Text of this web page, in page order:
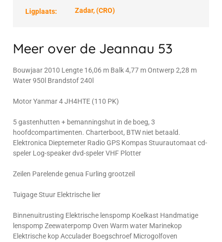
Ligplaats: Zadar, (CRO)
Meer over de Jeannau 53
Bouwjaar 2010 Lengte 16,06 m Balk 4,77 m Ontwerp 2,28 m
Water 950l Brandstof 240l
Motor Yanmar 4 JH4HTE (110 PK)
5 gastenhutten + bemanningshut in de boeg, 3
hoofdcompartimenten. Charterboot, BTW niet betaald.
Elektronica Dieptemeter Radio GPS Kompas Stuurautomaat cd-
speler Log-speaker dvd-speler VHF Plotter
Zeilen Parelende genua Furling grootzeil
Tuigage Stuur Elektrische lier
Binnenuitrusting Elektrische lenspomp Koelkast Handmatige
lenspomp Zeewaterpomp Oven Warm water Marinekop
Elektrische kop Acculader Boegschroef Microgolfoven